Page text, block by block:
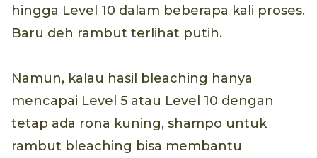
hingga Level 10 dalam beberapa kali proses.
Baru deh rambut terlihat putih.
Namun, kalau hasil bleaching hanya
mencapai Level 5 atau Level 10 dengan
tetap ada rona kuning, shampo untuk
rambut bleaching bisa membantu